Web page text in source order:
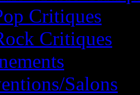
Critiques
Critiques
Salons